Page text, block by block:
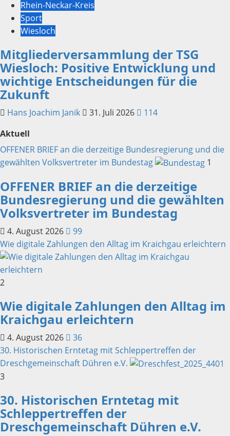
Rhein-Neckar-Kreis
Sport
Wiesloch
Mitgliederversammlung der TSG
Wiesloch: Positive Entwicklung und
wichtige Entscheidungen für die
Zukunft
Hans Joachim Janik 31. Juli 2026
114
Aktuell
OFFENER BRIEF an die derzeitige Bundesregierung und die
gewählten Volksvertreter im Bundestag
1
OFFENER BRIEF an die derzeitige
Bundesregierung und die gewählten
Volksvertreter im Bundestag
4. August 2026
99
Wie digitale Zahlungen den Alltag im Kraichgau erleichtern
2
Wie digitale Zahlungen den Alltag im
Kraichgau erleichtern
4. August 2026
36
30. Historischen Erntetag mit Schleppertreffen der
Dreschgemeinschaft Dühren e.V.
3
30. Historischen Erntetag mit
Schleppertreffen der
Dreschgemeinschaft Dühren e.V.